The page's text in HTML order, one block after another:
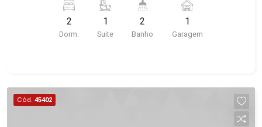
imóvel que a Martinelli Imobiliária selecionou
para você: - 55m² de área útil - 2 dormitórios
sendo 1 suíte - Banheiro social - Sala 2
Especialistas em Venda, Locação e
Lançamentos! Avenida João Fiúsa, 1051 - Alto da
2
Dorm.
1
Suite
2
Banho
1
Garagem
Cód. 45402